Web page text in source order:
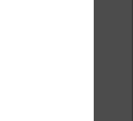
que
options
dans la
mon avis